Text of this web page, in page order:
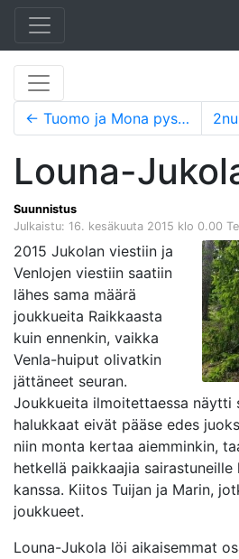
← Tuomo ja Mona pysun EM-kisoihin
Louna-
Suunnistus
Julkaistu: 16. kesäkuuta 2015 klo 0.00
2015 Jukolan viestiin ja
Venlojen viestiin saatiin
lähes sama määrä
joukkueita Raikkaasta
kuin ennenkin, vaikka
Venla-huiput olivatkin
jättäneet seuran.
Joukkueita ilmoitettaessa näytti
halukkaat eivät pääse edes
niin monta kertaa aiemminkin,
hetkellä paikkaajia sairastuneille
kanssa. Kiitos Tuijan ja Marin,
joukkueet.
Louna-Jukola löi aikaisemmat